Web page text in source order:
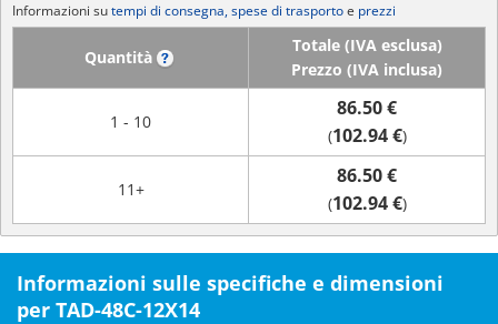
Informazioni sutempi di consegna, spese di trasportoe prezzi
Quantità
Totale (IVA esclusa)
Prezzo (IVA inclusa)
1 - 10
86.50 €
(102.94 €)
11+
86.50 €
(102.94 €)
Informazioni sulle specifiche e dimensioni
per TAD-48C-12X14